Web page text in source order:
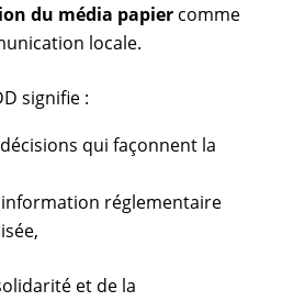
du média papiercomme
locale.
signifie :
qui façonnent la
réglementaire
et de la